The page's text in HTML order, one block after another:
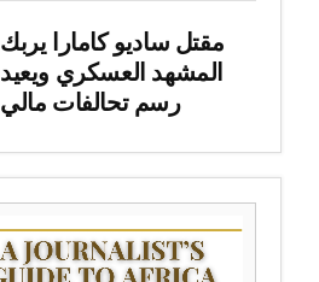
مقتل ساديو كامارا يربك
المشهد العسكري ويعيد
رسم تحالفات مالي